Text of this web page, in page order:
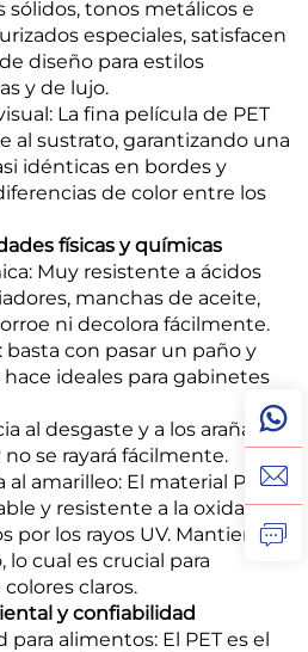
sólidos, tonos metálicos e
especiales, satisfacen
diseño para estilos
y de lujo.
La fina película de PET
al sustrato, garantizando una
idénticas en bordes y
de color entre los
físicas y químicas
Muy resistente a ácidos
manchas de aceite,
ni decolora fácilmente.
basta con pasar un paño y
ideales para gabinetes
al desgaste y a los arañazos:
se rayará fácilmente.
al amarilleo: El material PET
y resistente a la oxidación
por los rayos UV. Mantiene
cual es crucial para
claros.
y confiabilidad
para alimentos: El PET es el